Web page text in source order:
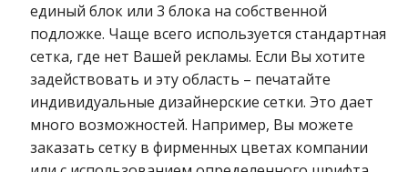
единый блок или 3 блока на собственной
подложке. Чаще всего используется стандартная
сетка, где нет Вашей рекламы. Если Вы хотите
задействовать и эту область – печатайте
индивидуальные дизайнерские сетки. Это дает
много возможностей. Например, Вы можете
заказать сетку в фирменных цветах компании